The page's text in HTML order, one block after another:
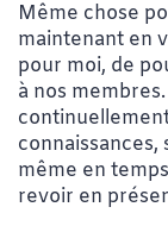
Même chose
maintenant en
pour moi, de
à nos
connaissances,
même en
revoir en